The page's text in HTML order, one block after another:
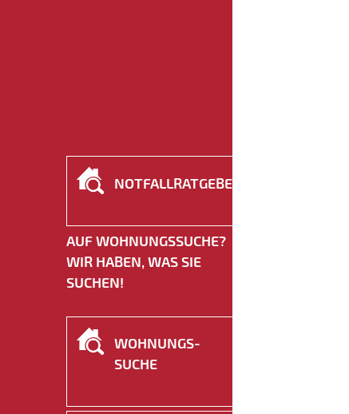
NOTFALLRATGEBER
AUF WOHNUNGSSUCHE?
WIR HABEN, WAS SIE
SUCHEN!
WOHNUNGS­
SUCHE